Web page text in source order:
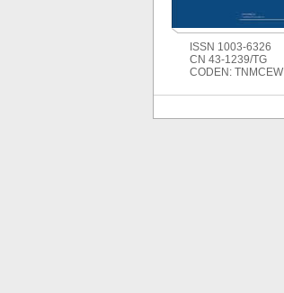
ISSN 1003-6326
CN 43-1239/TG
CODEN: TNMCEW